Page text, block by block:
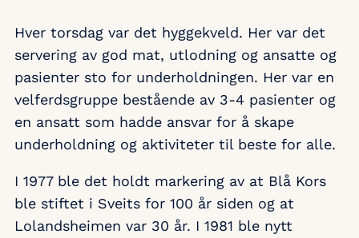
Hver torsdag var det hyggekveld. Her var det
servering av god mat, utlodning og ansatte og
pasienter sto for underholdningen. Her var en
velferdsgruppe bestående av 3-4 pasienter og
en ansatt som hadde ansvar for å skape
underholdning og aktiviteter til beste for alle.
I 1977 ble det holdt markering av at Blå Kors
ble stiftet i Sveits for 100 år siden og at
Lolandsheimen var 30 år. I 1981 ble nytt